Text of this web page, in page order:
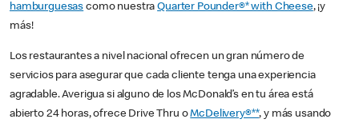
hamburguesas como nuestraQuarter Pounder®* with Cheese, ¡y
más!
Los restaurantes a nivel nacional ofrecen un gran número de
servicios para asegurar que cada cliente tenga una experiencia
agradable. Averigua si alguno de los McDonald’s en tu área está
abierto 24 horas, ofrece Drive Thru oMcDelivery®**, y más usando